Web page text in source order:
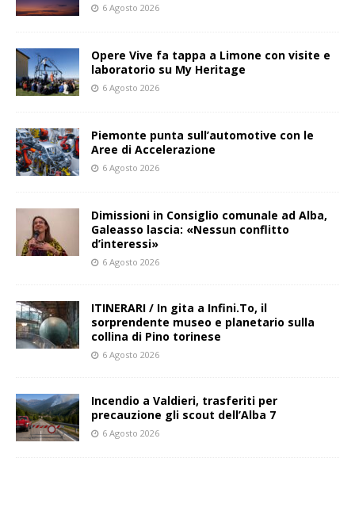
6 Agosto 2026
Opere Vive fa tappa a Limone con visite e
laboratorio su My Heritage
6 Agosto 2026
Piemonte punta sull’automotive con le
Aree di Accelerazione
6 Agosto 2026
Dimissioni in Consiglio comunale ad Alba,
Galeasso lascia: «Nessun conflitto
d’interessi»
6 Agosto 2026
ITINERARI / In gita a Infini.To, il
sorprendente museo e planetario sulla
collina di Pino torinese
6 Agosto 2026
Incendio a Valdieri, trasferiti per
precauzione gli scout dell’Alba 7
6 Agosto 2026